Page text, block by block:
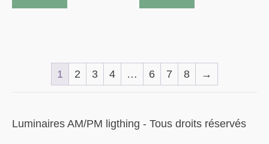
1 2 3 4 … 6 7 8 →
Luminaires AM/PM ligthing - Tous droits réservés